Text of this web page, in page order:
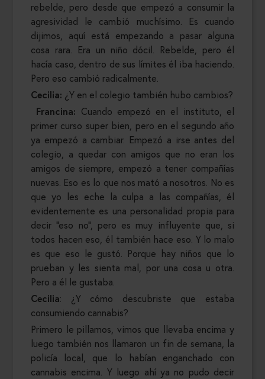
rebelde, pero desde que empezó a consumir la
agresividad le cambió muchísimo. Es cuando
dijimos, aquí está empezando a pasar alguna
cosa rara. Era un niño dócil. Rebelde, pero él
hacía caso, dentro de sus límites él iba haciendo.
Pero eso cambió radicalmente.
Cecilia: ¿Y en el colegio también hubo cambios?
Francina: Cuando empezó en el instituto, el
primer curso super bien, pero en el segundo año
ya empezó a cambiar. Empezó a irse antes del
colegio, a quedar con amigos que no eran los
amigos de siempre, empezó a tener compañías
nuevas. Eso es lo que nos mató a nosotros. No es
que yo les eche la culpa a las compañías, él
evidentemente es una personalidad propia para
decir “eso no”, pero es muy influyente que, si
todos hacen eso, él también hace eso. Y lo malo
es que eso le gustó. Porque hay niños que lo
prueban y les sienta mal, por una cosa u otra.
Pero a él le gustaba.
Cecilia: ¿Y cómo descubriste que estaba
consumiendo cannabis?
Primero le pillamos, vimos que llevaba encima y
luego también nos llamaron un fin de semana, la
policía local, que lo habían enganchado con
cannabis encima. Y luego ahí ya no pudo decir